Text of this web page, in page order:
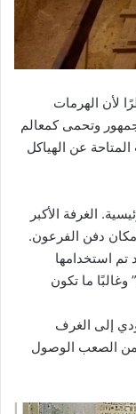
لأن الهرمات
وتحمى كمعالم
عن الهياكل
الغرفة الأكبر
مكان دفن الفرعون.
تم استخدامها
وغالبًا ما تكون
إلى الغرف
من الصعب الوصول